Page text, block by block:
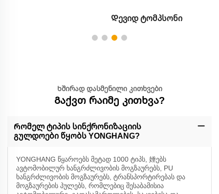
Დევიდ ტომპსონი
Ხშირად დასმენილი კითხვები
Გაქვთ რაიმე კითხვა?
Რომელ ტიპის სინქრონიზაციის
გულდოები წყობს YONGHANG?
YONGHANG წყაროებს მეტად 1000 ტიპს, 娷ებს
ავტომობილურ ხანგრძლივობის მოგზაურებს, PU
ხანგრძლივობის მოგზაურებს, ტრანსპორტირებას და
მოგზაურების პულებს, რომლებიც შესაბამისია